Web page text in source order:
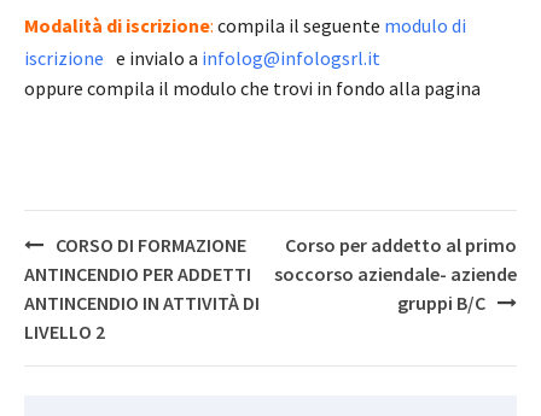
Modalità di iscrizione: compila il seguente modulo di
iscrizione e invialo a infolog@infologsrl.it
oppure compila il modulo che trovi in fondo alla pagina
Post
navigation
CORSO DI FORMAZIONE
ANTINCENDIO PER ADDETTI
ANTINCENDIO IN ATTIVITÀ DI
LIVELLO 2
Corso per addetto al primo
soccorso aziendale- aziende
gruppi B/C